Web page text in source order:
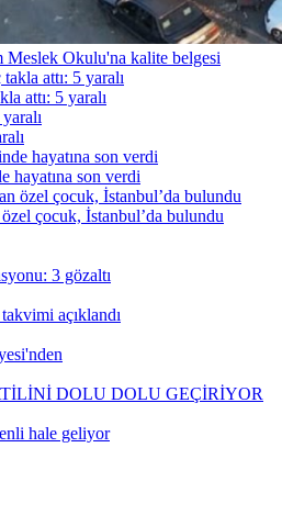
Meslek Okulu'na kalite belgesi
attı: 5 yaralı
hayatına son verdi
çocuk, İstanbul’da bulundu
3 gözaltı
açıklandı
DOLU DOLU GEÇİRİYOR
hale geliyor